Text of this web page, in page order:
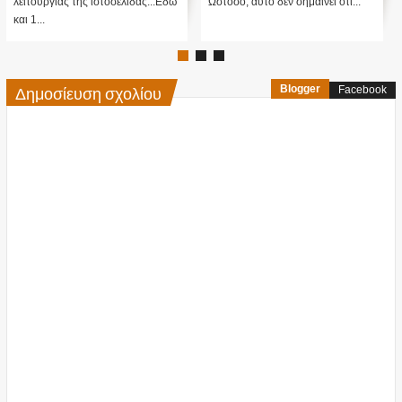
και 1...
Δημοσίευση σχολίου Blogger Facebook